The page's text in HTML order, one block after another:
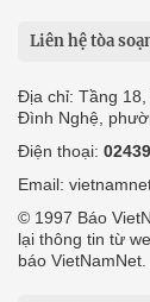
Liên hệ tòa
Địa chỉ: Tầng 18,
Đình Nghệ,
Điện thoại:
Email:
© 1997 Báo
lại thông tin từ
báo VietNamNet.